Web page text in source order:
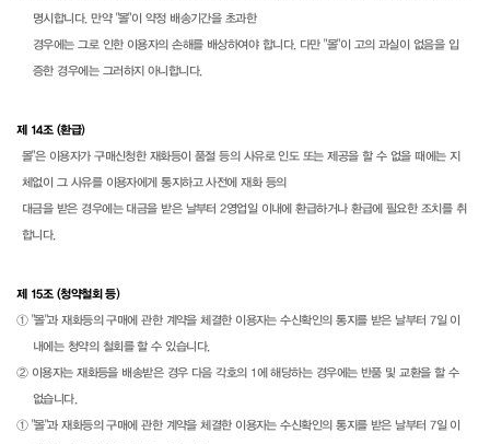
명시합니다. 만약 "몰"이 약정 배송기간을 초과한
경우에는 그로 인한 이용자의 손해를 배상하여야 합니다. 다만 "몰"이 고의 과실이 없음을 입
증한 경우에는 그러하지 아니합니다.
제 14조 (환급)
몰"은 이용자가 구매신청한 재화등이 품절 등의 사유로 인도 또는 제공을 할 수 없을 때에는 지
체없이 그 사유를 이용자에게 통지하고 사전에 재화 등의
대금을 받은 경우에는 대금을 받은 날부터 2영업일 이내에 환급하거나 환급에 필요한 조치를 취
합니다.
제 15조 (청약철회 등)
① "몰"과 재화등의 구매에 관한 계약을 체결한 이용자는 수신확인의 통지를 받은 날부터 7일 이
내에는 청약의 철회를 할 수 있습니다.
② 이용자는 재화등을 배송받은 경우 다음 각호의 1에 해당하는 경우에는 반품 및 교환을 할 수
없습니다.
① "몰"과 재화등의 구매에 관한 계약을 체결한 이용자는 수신확인의 통지를 받은 날부터 7일 이